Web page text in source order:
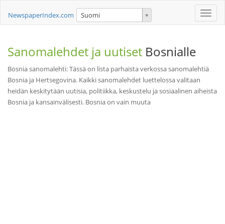
Toggle
NewspaperIndex.com Suomi
Sanomalehdet ja uutiset Bosnialle
Bosnia sanomalehti: Tässä on lista parhaista verkossa sanomalehtiä
Bosnia ja Hertsegovina. Kaikki sanomalehdet luettelossa valitaan
heidän keskitytään uutisia, politiikka, keskustelu ja sosiaalinen aiheista
Bosnia ja kansainvälisesti. Bosnia on vain muuta